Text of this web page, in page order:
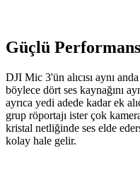
Güçlü
DJI Mic 3'ün alıcısı aynı
böylece dört ses kaynağını
ayrıca yedi adede kadar ek
grup röportajı ister çok
kristal netliğinde ses elde
kolay hale gelir.